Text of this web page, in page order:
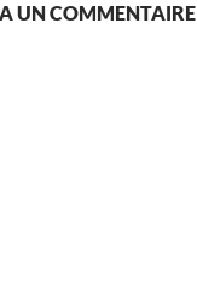
UN COMMENTAIRE